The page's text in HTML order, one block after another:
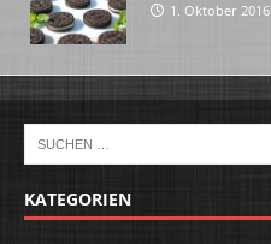
1. Oktober 2016
KATEGORIEN